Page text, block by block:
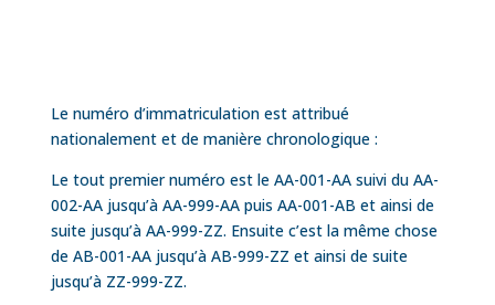
Le numéro d’immatriculation est attribué
nationalement et de manière chronologique :
Le tout premier numéro est le AA-001-AA suivi du AA-
002-AA jusqu’à AA-999-AA puis AA-001-AB et ainsi de
suite jusqu’à AA-999-ZZ. Ensuite c’est la même chose
de AB-001-AA jusqu’à AB-999-ZZ et ainsi de suite
jusqu’à ZZ-999-ZZ.